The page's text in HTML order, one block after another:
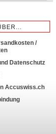
/
Datenschutz
Accuswiss.ch